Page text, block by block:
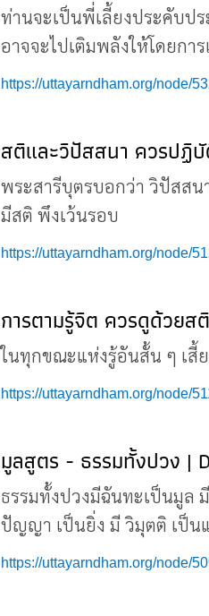
ท่านจะเป็นพี่เลี้ยงประคับป
อาจจะไปเติมพลังให้โดยกา
https://uttayarndham.org/node/
สติและวิปัสสนา ควรปฏิบั
พระสารีบุตรบอกว่า วิปัสส
มีสติ พึงเว้นรอบ
https://uttayarndham.org/node/
การตามรู้จิต ควรดูด้วยส
ในทุกขณะแห่งรู้อันสั้น ๆ เสี้
https://uttayarndham.org/node/
มูลสูตร - ธรรมทั้งปวง |
ธรรมทั้งปวงมีฉันทะเป็นมูล
ปัญญา เป็นยิ่ง มี วิมุตติ เป็น
https://uttayarndham.org/node/